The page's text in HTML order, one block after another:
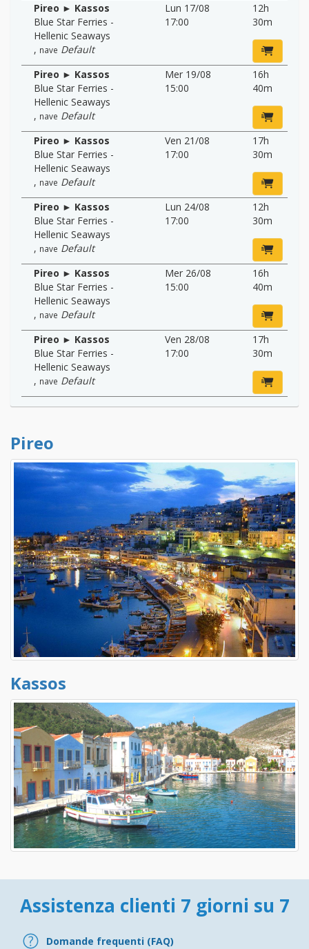
Pireo ► Kassos
Blue Star Ferries -
Hellenic Seaways
, nave Default
Lun 17/08
17:00
12h
30m
Pireo ► Kassos
Blue Star Ferries -
Hellenic Seaways
, nave Default
Mer 19/08
15:00
16h
40m
Pireo ► Kassos
Blue Star Ferries -
Hellenic Seaways
, nave Default
Ven 21/08
17:00
17h
30m
Pireo ► Kassos
Blue Star Ferries -
Hellenic Seaways
, nave Default
Lun 24/08
17:00
12h
30m
Pireo ► Kassos
Blue Star Ferries -
Hellenic Seaways
, nave Default
Mer 26/08
15:00
16h
40m
Pireo ► Kassos
Blue Star Ferries -
Hellenic Seaways
, nave Default
Ven 28/08
17:00
17h
30m
Pireo
Kassos
Assistenza clienti 7 giorni su 7
Domande frequenti (FAQ)